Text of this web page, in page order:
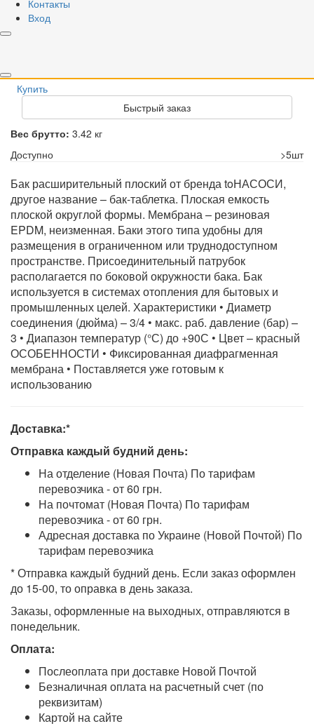
Контакты
Вход
Вариант
Купить
Быстрый заказ
Вес брутто: 3.42 кг
Доступно
>5шт
Бак расширительный плоский от бренда toНАСОСИ,
другое название – бак-таблетка. Плоская емкость
плоской округлой формы. Мембрана – резиновая
EPDM, неизменная. Баки этого типа удобны для
размещения в ограниченном или труднодоступном
пространстве. Присоединительный патрубок
располагается по боковой окружности бака. Бак
используется в системах отопления для бытовых и
промышленных целей. Характеристики • Диаметр
соединения (дюйма) – 3/4 • макс. раб. давление (бар) –
3 • Диапазон температур (°С) до +90С • Цвет – красный
ОСОБЕННОСТИ • Фиксированная диафрагменная
мембрана • Поставляется уже готовым к
использованию
Доставка:*
Отправка каждый будний день:
На отделение (Новая Почта) По тарифам
перевозчика - от 60 грн.
На почтомат (Новая Почта) По тарифам
перевозчика - от 60 грн.
Адресная доставка по Украине (Новой Почтой) По
тарифам перевозчика
* Отправка каждый будний день. Если заказ оформлен
до 15-00, то оправка в день заказа.
Заказы, оформленные на выходных, отправляются в
понедельник.
Оплата:
Послеоплата при доставке Новой Почтой
Безналичная оплата на расчетный счет (по
реквизитам)
Картой на сайте